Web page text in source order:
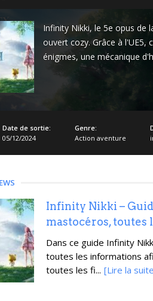
Infinity Nikki, le 5e opus de
ouvert cozy. Grâce à
énigmes, une mécanique
Date de sortie:
05/12/2024
Genre:
Action aventure
Infinity Nikki –
mastocéros, toutes
Dans ce guide Infinity
toutes les informations
toutes les fi... [Lire la